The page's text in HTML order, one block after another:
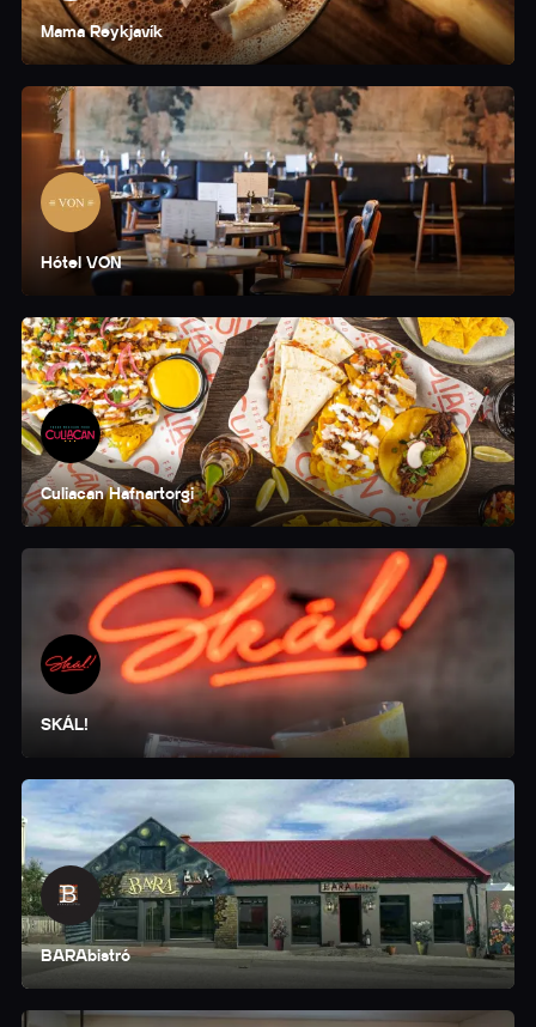
Mama Reykjavík
Hótel VON
Culiacan Hafnartorgi
SKÁL!
BARAbistró